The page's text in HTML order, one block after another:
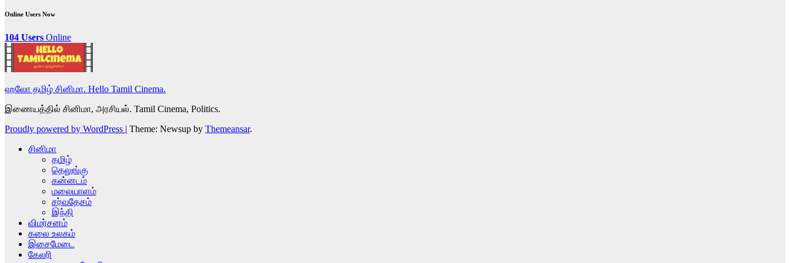
Online Users Now
104 Users Online
ஹலோ தமிழ் சினிமா. Hello Tamil Cinema.
இணையத்தில் சினிமா, அரசியல். Tamil Cinema, Politics.
Proudly powered by WordPress | Theme: Newsup by Themeansar.
சினிமா
தமிழ்
தெலுங்கு
கன்னடம்
மலையாளம்
சர்வதேசம்
இந்தி
விமர்சனம்
கலை உலகம்
இசைமேடை
கேலரி